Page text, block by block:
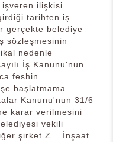
ilişkisi
tarihten iş
gerçekte belediye
sözleşmesinin
nedenle
İş Kanunu'nun
feshin
başlatmama
Kanunu'nun 31/6
karar verilmesini
vekili
şirket Z... İnşaat